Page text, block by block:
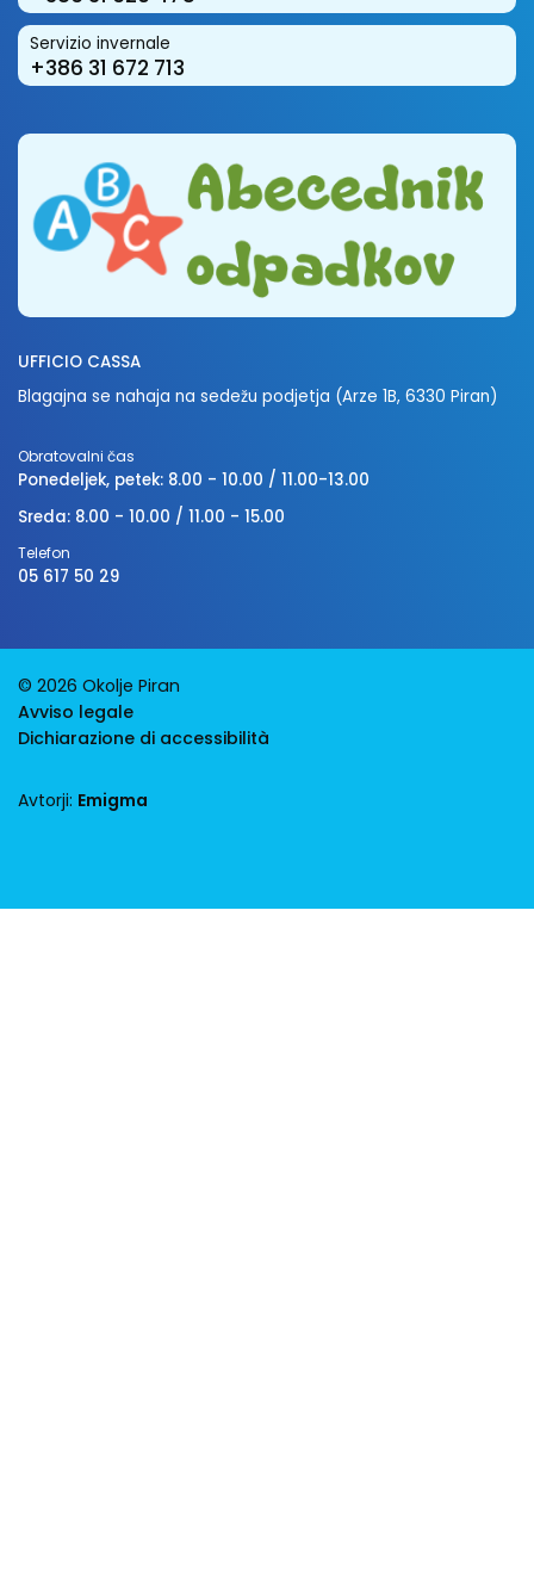
Servizio invernale
+386 31 672 713
UFFICIO CASSA
Blagajna se nahaja na sedežu podjetja (Arze 1B, 6330 Piran)
Obratovalni čas
Ponedeljek, petek: 8.00 - 10.00 / 11.00-13.00
Sreda: 8.00 - 10.00 / 11.00 - 15.00
Telefon
05 617 50 29
© 2026 Okolje Piran
Avviso legale
Dichiarazione di accessibilità
Avtorji: Emigma